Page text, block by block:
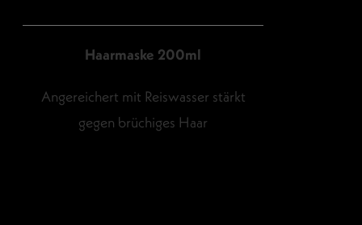
Haarmaske 200ml
Angereichert mit Reiswasser stärkt
gegen brüchiges Haar